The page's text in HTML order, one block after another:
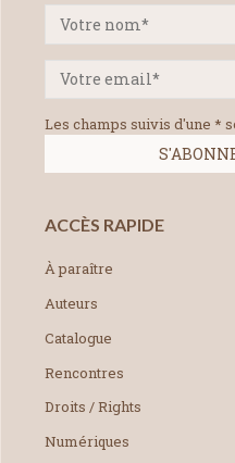
Les champs suivis d'une *
ACCÈS RAPIDE
À paraître
Auteurs
Catalogue
Rencontres
Droits / Rights
Numériques